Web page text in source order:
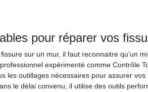
pour réparer vos
sur un mur, il faut reconnaitre qu’un
expérimenté comme Contrôle
les outillages nécessaires pour assurer
le délai convenu, il utilise des outils